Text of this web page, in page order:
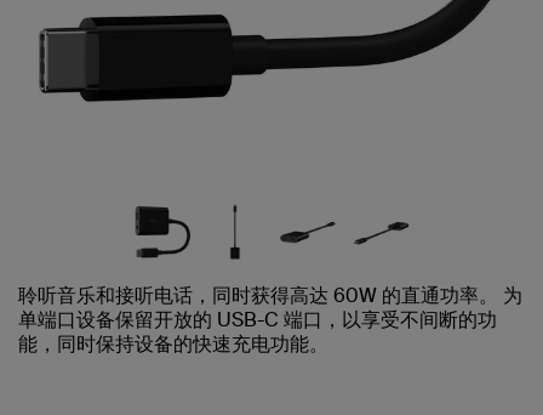
聆听音乐和接听电话，同时获得高达 60W 的直通功率。 为
单端口设备保留开放的 USB-C 端口，以享受不间断的功
能，同时保持设备的快速充电功能。